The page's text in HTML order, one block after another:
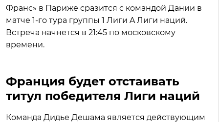
Франс» в Париже сразится с командой Дании в
матче 1-го тура группы 1 Лиги A Лиги наций.
Встреча начнется в 21:45 по московскому
времени.
Франция будет отстаивать
титул победителя Лиги наций
Команда Дидье Дешама является действующим